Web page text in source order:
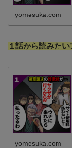
yomesuka.com
１話から読みた
yomesuka.com